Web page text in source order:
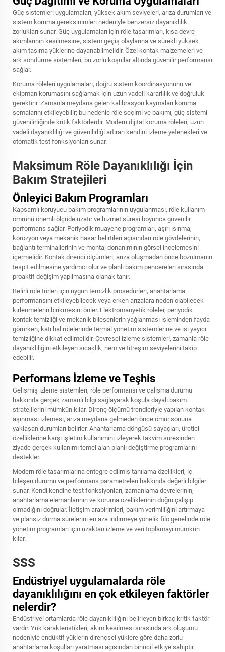
Güç sistemleri uygulamaları, yüksek akım seviyeleri, arıza durumları ve
sistem koruma gereksinimleri nedeniyle benzersiz dayanıklılık
zorlukları sunar. Güç uygulamaları için röle tasarımları, kısa devre
akımlarının kesilmesine, sistem geçiş olaylarına ve sürekli yüksek
akım taşıma yüklerine dayanabilmelidir. Özel kontak malzemeleri ve
ark söndürme sistemleri, bu zorlu koşullar altında güvenilir performansı
sağlar.
Koruma röleleri uygulamaları, doğru sistem koordinasyonunu ve
ekipman korumasını sağlamak için uzun vadeli kararlılık ve doğruluk
gerektirir. Zamanla meydana gelen kalibrasyon kaymaları koruma
şemalarını etkileyebilir; bu nedenle röle seçimi ve bakımı, güç sistemi
güvenilirliğinde kritik faktörlerdir. Modern dijital koruma röleleri, uzun
vadeli dayanıklılığı ve güvenilirliği artıran kendini izleme yetenekleri ve
otomatik test fonksiyonları sunar.
Maksimum Röle Dayanıklılığı İçin
Bakım Stratejileri
Önleyici Bakım Programları
Kapsamlı koruyucu bakım programlarının uygulanması, röle kullanım
ömrünü önemli ölçüde uzatır ve hizmet süresi boyunca güvenilir
performans sağlar. Periyodik muayene programları, aşırı ısınma,
korozyon veya mekanik hasar belirtileri açısından röle gövdelerinin,
bağlantı terminallerinin ve montaj donanımının görsel incelemesini
içermelidir. Kontak direnci ölçümleri, arıza oluşmadan önce bozulmanın
tespit edilmesine yardımcı olur ve planlı bakım pencereleri sırasında
proaktif değişim yapılmasına olanak tanır.
Belirli röle türleri için uygun temizlik prosedürleri, anahtarlama
performansını etkileyebilecek veya erken arızalara neden olabilecek
kirlenmelerin birikmesini önler. Elektromanyetik röleler, periyodik
kontak temizliği ve mekanik bileşenlerin yağlanması işleminden fayda
görürken, katı hal rölelerinde termal yönetim sistemlerine ve ısı yayıcı
temizliğine dikkat edilmelidir. Çevresel izleme sistemleri, zamanla röle
dayanıklılığını etkileyen sıcaklık, nem ve titreşim seviyelerini takip
edebilir.
Performans İzleme ve Teşhis
Gelişmiş izleme sistemleri, röle performansı ve çalışma durumu
hakkında gerçek zamanlı bilgi sağlayarak koşula dayalı bakım
stratejilerini mümkün kılar. Direnç ölçümü trendleriyle yapılan kontak
aşınması izlemesi, arıza meydana gelmeden önce ömür sonuna
yaklaşan durumları belirler. Anahtarlama döngüsü sayaçları, üretici
özelliklerine karşı işletim kullanımını izleyerek takvim süresinden
ziyade gerçek kullanımı temel alan planlı değiştirme programlarını
destekler.
Modern röle tasarımlarına entegre edilmiş tanılama özellikleri, iç
bileşen durumu ve performans parametreleri hakkında değerli bilgiler
sunar. Kendi kendine test fonksiyonları, zamanlama devrelerinin,
anahtarlama elemanlarının ve koruma özelliklerinin doğru çalışıp
olmadığını doğrular. İletişim arabirimleri, bakım verimliliğini artırmaya
ve plansız durma sürelerini en aza indirmeye yönelik filo genelinde röle
yönetim programları için uzaktan izleme ve veri toplamayı mümkün
kılar.
SSS
Endüstriyel uygulamalarda röle
dayanıklılığını en çok etkileyen faktörler
nelerdir?
Endüstriyel ortamlarda röle dayanıklılığını belirleyen birkaç kritik faktör
vardır. Yük karakteristikleri, akım kesilmesi sırasında ark oluşumu
nedeniyle endüktif yüklerin dirençsel yüklere göre daha zorlu
anahtarlama koşulları yaratması açısından birincil etkiye sahiptir.